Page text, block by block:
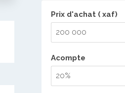
Prix d'achat ( xaf)
Acompte